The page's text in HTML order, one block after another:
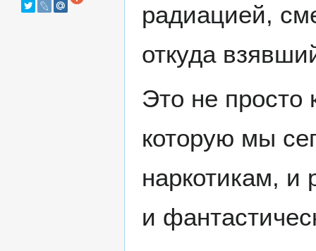
радиацией,
откуда
Это не
которую мы
наркотикам, и
и